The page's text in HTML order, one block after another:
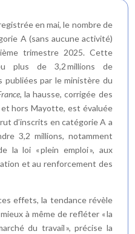
en mai, le nombre de
A (sans aucune activité)
trimestre 2025. Cette
plus de 3,2 millions de
publiées par le ministère du
, la hausse, corrigée des
hors Mayotte, est évaluée
d’inscrits en catégorie A a
3,2 millions, notamment
la loi « plein emploi », aux
et au renforcement des
effets, la tendance révèle
à même de refléter « la
du travail », précise la